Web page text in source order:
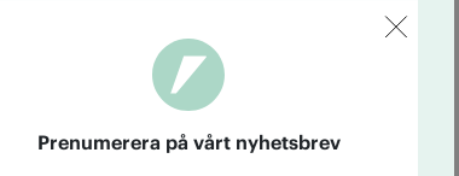
Prenumerera på vårt nyhetsbrev